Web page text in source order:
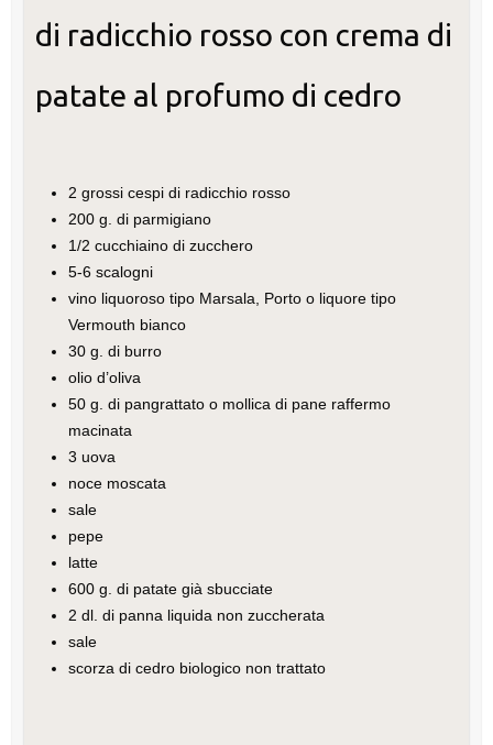
di radicchio rosso con crema di
patate al profumo di cedro
2 grossi cespi di radicchio rosso
200 g. di parmigiano
1/2 cucchiaino di zucchero
5-6 scalogni
vino liquoroso tipo Marsala, Porto o liquore tipo
Vermouth bianco
30 g. di burro
olio d’oliva
50 g. di pangrattato o mollica di pane raffermo
macinata
3 uova
noce moscata
sale
pepe
latte
600 g. di patate già sbucciate
2 dl. di panna liquida non zuccherata
sale
scorza di cedro biologico non trattato